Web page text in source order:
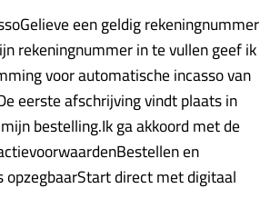
een geldig rekeningnummer
rekeningnummer in te vullen geef ik
voor automatische incasso van
eerste afschrijving vindt plaats in
bestelling.Ik ga akkoord met de
en
opzegbaarStart direct met digitaal